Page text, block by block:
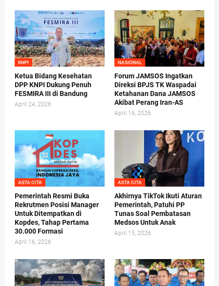
KNPI
Ketua Bidang Kesehatan
DPP KNPI Dukung Penuh
FESMIRA III di Bandung
April 24, 2026
NASIONAL
Forum JAMSOS Ingatkan
Direksi BPJS TK Waspadai
Ketahanan Dana JAMSOS
Akibat Perang Iran-AS
April 16, 2026
ASTA CITA
Pemerintah Resmi Buka
Rekrutmen Posisi Manager
Untuk Ditempatkan di
Kopdes, Tahap Pertama
30.000 Formasi
April 16, 2026
ASTA CITA
Akhirnya TikTok Ikuti Aturan
Pemerintah, Patuhi PP
Tunas Soal Pembatasan
Medsos Untuk Anak
April 15, 2026